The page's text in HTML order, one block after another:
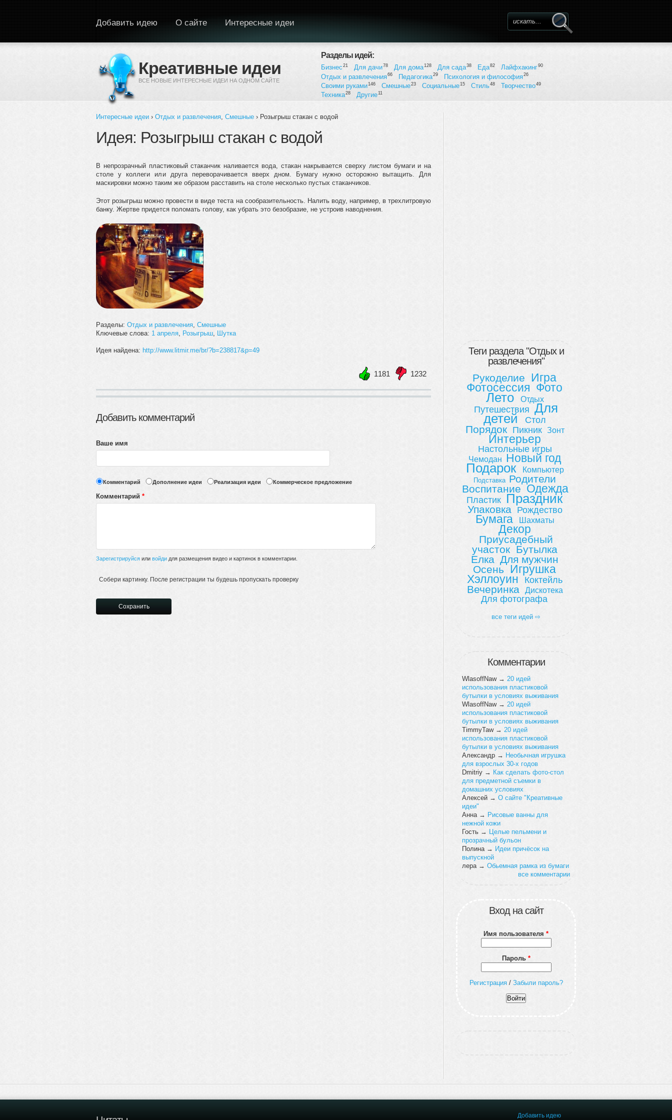
Креативные идеи
ВСЕ НОВЫЕ ИНТЕРЕСНЫЕ ИДЕИ НА ОДНОМ САЙТЕ
Добавить идею О сайте Интересные идеи Форма поиска
Разделы идей:
Бизнес 21 Для дачи78 Для дома128 Для сада38 Еда82 Лайфхакинг90
Отдых и развлечения66 Педагогика29 Психология и философия26
Своими руками146 Смешные23 Социальные 15 Стиль48 Творчество49
Техника28 Другие 11
Вы здесь
Интересные идеи › Отдых и развлечения, Смешные › Розыгрыш стакан с водой
Идея: Розыгрыш стакан с водой
В непрозрачный пластиковый стаканчик наливается вода, стакан накрывается сверху листом бумаги и на
столе у коллеги или друга переворачивается вверх дном. Бумагу нужно осторожно вытащить. Для
маскировки можно таким же образом расставить на столе несколько пустых стаканчиков.
Этот розыгрыш можно провести в виде теста на сообразительность. Налить воду, например, в трехлитровую
банку. Жертве придется поломать голову, как убрать это безобразие, не устроив наводнения.
Разделы: Отдых и развлечения Смешные
Ключевые слова: 1 апреля Розыгрыш Шутка
Идея найдена: http://www.litmir.me/br/?b=238817&p=49
1181 1232
Добавить комментарий
Ваше имя
Комментарий Дополнение идеи Реализация идеи Коммерческое предложение
Комментарий *
Зарегистрируйся или войди для размещения видео и картинок в комментарии.
Собери картинку. После регистрации ты будешь пропускать проверку
Теги раздела "Отдых и
развлечения"
Рукоделие Игра
Фотосессия Фото
Лето Отдых
Путешествия Для
детей Стол
Порядок Пикник Зонт
Интерьер
Настольные игры
Чемодан Новый год
Подарок Компьютер
Подставка Родители
Воспитание Одежда
Пластик Праздник
Упаковка Рождество
Бумага Шахматы
Декор
Приусадебный
участок Бутылка
Елка
Для мужчин
Осень
Игрушка
Хэллоуин Коктейль
Вечеринка Дискотека
Для фотографа
все теги идей ⇨
Комментарии
WlasoffNaw→ 20 идей
использования пластиковой
бутылки в условиях выживания
WlasoffNaw→ 20 идей
использования пластиковой
бутылки в условиях выживания
TimmyTaw→ 20 идей
использования пластиковой
бутылки в условиях выживания
Александр → Необычная игрушка
для взрослых 30-х годов
Dmitriy → Как сделать фото-стол
для предметной съемки в
домашних условиях
Алексей → О сайте "Креативные
идеи"
Анна→ Рисовые ванны для
нежной кожи
Гость → Целые пельмени и
прозрачный бульон
Полина→ Идеи причёсок на
выпускной
лера→ Обьемная рамка из бумаги
все комментарии
Вход на сайт
Имя пользователя *
Пароль *
Регистрация/ Забыли пароль?
Добавить идею